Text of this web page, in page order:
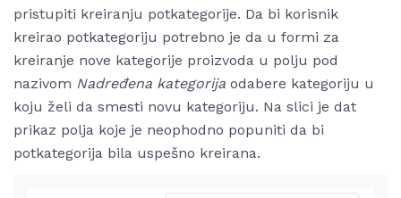
pristupiti kreiranju potkategorije. Da bi korisnik
kreirao potkategoriju potrebno je da u formi za
kreiranje nove kategorije proizvoda u polju pod
nazivom Nadređena kategorija odabere kategoriju u
koju želi da smesti novu kategoriju. Na slici je dat
prikaz polja koje je neophodno popuniti da bi
potkategorija bila uspešno kreirana.